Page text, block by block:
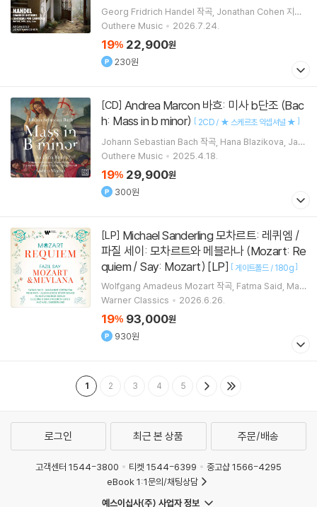
Georg Fridrich Handel 작곡 Jonathan Cohen 지휘
Arcangelo실내악
Outhere Music 2026.7.24.
19% 22,900원
230원
[CD]
h: Mass in b minor) [ 2CD / ★ 스케르초 익셉셔널 ★ ]
Johann Sebastian Bach 작곡 Hana Blazikova Jak
ob Pilgram Miriam Feuersinger
Outhere Music 2025.4.18.
19% 29,900원
300원
[LP]
파질 세이: 모차르트와 메블라나 (Mozart: Re
quiem / Say: Mozart) [LP] [게이트폴드 / 180g]
Wolfgang Amadeus Mozart 작곡 Fatma Said Mari
anne Crebassa
Pene Pati 노래 외 5명
Warner Classics 2026.6.26.
19% 93,000원
930원
1 2 3 4 5
로그인 최근 본 상품 주문/배송
고객센터 1544-3800 티켓 1544-6399
중고샵 1566-4295
eBook 1:1문의/채팅상담
예스이십사(주) 사업자 정보